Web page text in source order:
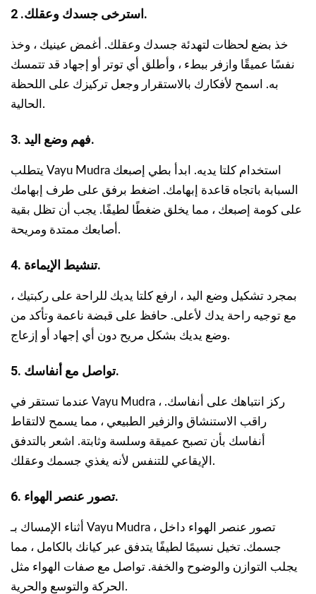
2 .استرخى جسدك وعقلك.
خذ بضع لحظات لتهدئة جسدك وعقلك. أغمض عينيك ، وخذ
نفسًا عميقًا وازفر ببطء ، وأطلق أي توتر أو إجهاد قد تتمسك
به. اسمح لأفكارك بالاستقرار وجعل تركيزك على اللحظة
الحالية.
3. فهم وضع اليد.
يتطلب Vayu Mudra استخدام كلتا يديه. ابدأ بطي إصبعك
السبابة باتجاه قاعدة إبهامك. اضغط برفق على طرف إبهامك
على كومة إصبعك ، مما يخلق ضغطًا لطيفًا. يجب أن تظل بقية
أصابعك ممتدة ومريحة.
4. تنشيط الإيماءة.
بمجرد تشكيل وضع اليد ، ارفع كلتا يديك للراحة على ركبتيك ،
مع توجيه راحة يدك لأعلى. حافظ على قبضة ناعمة وتأكد من
وضع يديك بشكل مريح دون أي إجهاد أو إزعاج.
5. تواصل مع أنفاسك.
عندما تستقر في Vayu Mudra ، ركز انتباهك على أنفاسك.
راقب الاستنشاق والزفير الطبيعي ، مما يسمح لالتقاط
أنفاسك بأن تصبح عميقة وسلسة وثابتة. اشعر بالتدفق
الإيقاعي للتنفس لأنه يغذي جسمك وعقلك.
6. تصور عنصر الهواء.
أثناء الإمساك بـ Vayu Mudra ، تصور عنصر الهواء داخل
جسمك. تخيل نسيمًا لطيفًا يتدفق عبر كيانك بالكامل ، مما
يجلب التوازن والوضوح والخفة. تواصل مع صفات الهواء مثل
الحركة والتوسع والحرية.